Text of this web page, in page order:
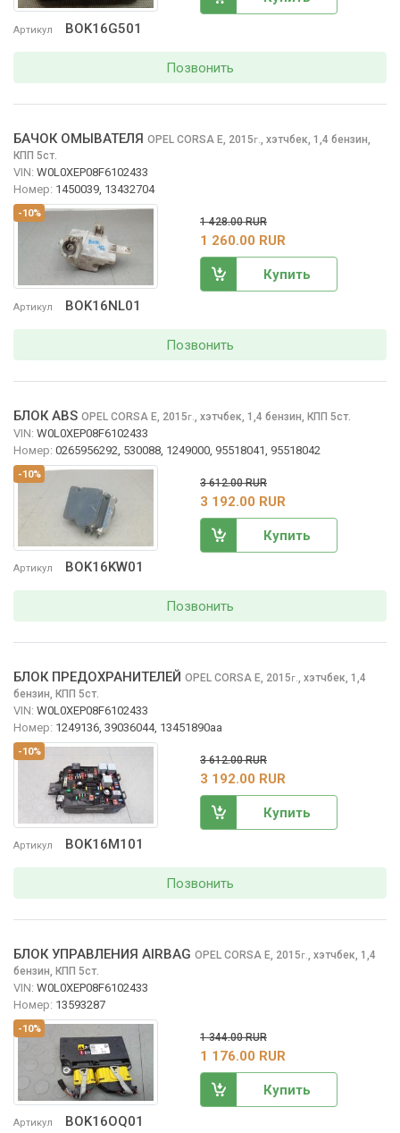
Артикул BOK16G501
Позвонить
-10%
Артикул BOK16NL01
БАЧОК ОМЫВАТЕЛЯ OPEL CORSA E, 2015г. хэтчбек, 1,4 бензин,
КПП 5ст.
VIN: W0L0XEP08F6102433
Номер: 1450039, 13432704
1 428.00 RUR
1 260.00 RUR
Купить
Позвонить
-10%
Артикул BOK16KW01
БЛОК ABS OPEL CORSA E, 2015г. хэтчбек, 1,4 бензин, КПП 5ст.
VIN: W0L0XEP08F6102433
Номер: 0265956292, 530088, 1249000, 95518041, 95518042
3 612.00 RUR
3 192.00 RUR
Купить
Позвонить
-10%
Артикул BOK16M101
БЛОК ПРЕДОХРАНИТЕЛЕЙ OPEL CORSA E, 2015г. хэтчбек, 1,4
бензин, КПП 5ст.
VIN: W0L0XEP08F6102433
Номер: 1249136, 39036044, 13451890aa
3 612.00 RUR
3 192.00 RUR
Купить
Позвонить
-10%
Артикул BOK16OQ01
БЛОК УПРАВЛЕНИЯ AIRBAG OPEL CORSA E, 2015г., хэтчбек, 1,4
бензин, КПП 5ст.
VIN: W0L0XEP08F6102433
Номер: 13593287
1 344.00 RUR
1 176.00 RUR
Купить